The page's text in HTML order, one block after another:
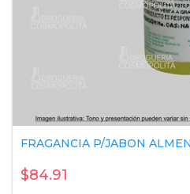
FRAGANCIA P/JABON
$84.91